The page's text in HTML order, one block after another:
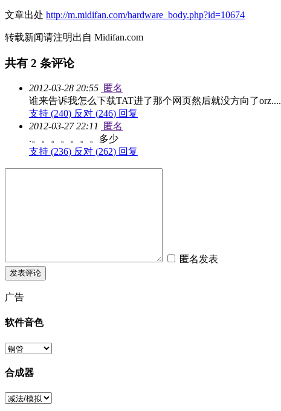
文章出处 http://m.midifan.com/hardware_body.php?id=10674
转载新闻请注明出自 Midifan.com
共有 2 条评论
2012-03-28 20:55 匿名
谁来告诉我怎么下载TAT进了那个网页然后就没方向了orz....
支持 (240) 反对 (246) 回复
2012-03-27 22:11
匿名
.。。。。。。。多少
支持 (236) 反对 (262) 回复
匿名发表
广告
软件音色
合成器